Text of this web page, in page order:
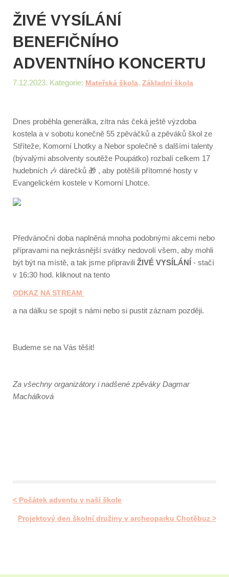
ŽIVÉ VYSÍLÁNÍ
BENEFIČNÍHO
ADVENTNÍHO KONCERTU
7.12.2023. Kategorie: Mateřská škola, Základní škola
Dnes proběhla generálka, zítra nás čeká ještě výzdoba
kostela a v sobotu konečně 55 zpěváčků a zpěváků škol ze
Stříteže, Komorní Lhotky a Nebor společně s dalšími talenty
(bývalými absolventy soutěže Poupátko) rozbalí celkem 17
hudebních 🎶 dárečků 🎁 , aby potěšili přítomné hosty v
Evangelickém kostele v Komorní Lhotce.
Předvánoční doba naplněná mnoha podobnými akcemi nebo
přípravami na nejkrásnější svátky nedovolí všem, aby mohli
být být na místě, a tak jsme připravili ŽIVÉ VYSÍLÁNÍ - stačí
v 16:30 hod. kliknout na tento
ODKAZ NA STREAM
a na dálku se spojit s námi nebo si pustit záznam později.
Budeme se na Vás těšit!
Za všechny organizátory i nadšené zpěváky Dagmar
Machálková
< Počátek adventu v naší škole
Projektový den školní družiny v archeoparku Chotěbuz >